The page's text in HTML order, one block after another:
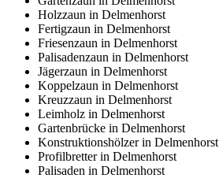
Holzzaun in Delmenhorst
Fertigzaun in Delmenhorst
Friesenzaun in Delmenhorst
Palisadenzaun in Delmenhorst
Jägerzaun in Delmenhorst
Koppelzaun in Delmenhorst
Kreuzzaun in Delmenhorst
Leimholz in Delmenhorst
Gartenbrücke in Delmenhorst
Konstruktionshölzer in Delmenhorst
Profilbretter in Delmenhorst
Palisaden in Delmenhorst